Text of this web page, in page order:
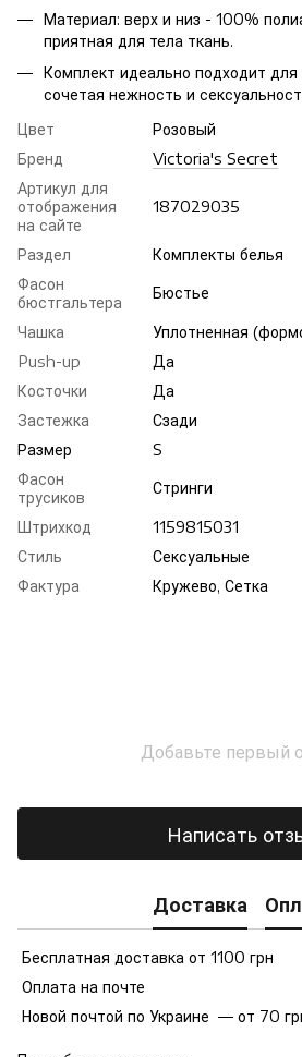
Материал: верх и низ - 100%
приятная для тела ткань.
Комплект идеально подходит для
сочетая нежность и
Цвет
Розовый
Бренд
Victoria's Secret
Артикул для
отображения
на сайте
187029035
Раздел
Комплекты белья
Фасон
бюстгальтера
Бюстье
Чашка
Уплотненная
Push-up
Да
Косточки
Да
Застежка
Сзади
Размер
S
Фасон
трусиков
Стринги
Штрихкод
1159815031
Стиль
Сексуальные
Фактура
Кружево, Сетка
Добавьте первый
Написать
Доставка
Бесплатная доставка от 1100 грн
Оплата на почте
Новой почтой по Украине — от 70